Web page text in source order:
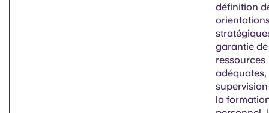
définition
garantie de
ressources
adéquates,
la